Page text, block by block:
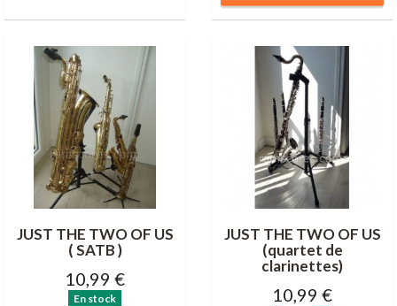
JUST THE TWO OF US
( SATB )
10,99 €
En stock
JUST THE TWO OF US
(quartet de
clarinettes)
10,99 €